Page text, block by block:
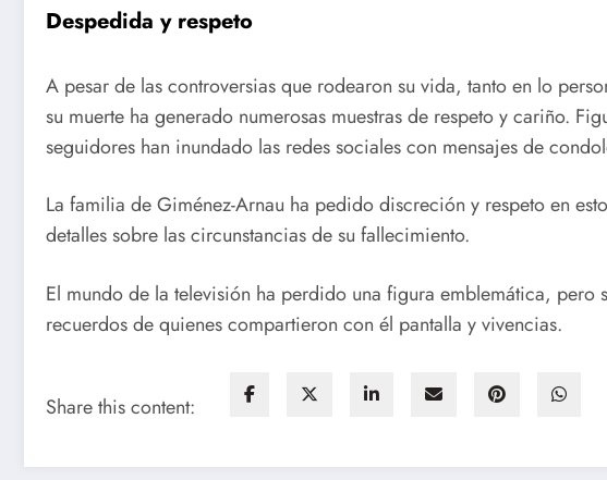
Despedida y respeto
A pesar de las controversias que rodearon su vida, tanto en lo
su muerte ha generado numerosas muestras de respeto y cariño.
seguidores han inundado las redes sociales con mensajes de
La familia de Giménez-Arnau ha pedido discreción y respeto en
detalles sobre las circunstancias de su fallecimiento.
El mundo de la televisión ha perdido una figura emblemática, pero
recuerdos de quienes compartieron con él pantalla y vivencias.
Share this content: